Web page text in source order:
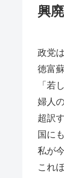
興
政党
徳富
「若
婦人
超訳
国に
私が
これ